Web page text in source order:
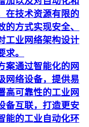
在技术资源有限的
方式实现安全、
工业网络架构设计
。
案通过智能化的网
网络设备，提供易
高可靠性的工业网
备互联，打造更安
能的工业自动化环